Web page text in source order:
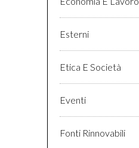
Esterni
Etica E Società
Eventi
Fonti Rinnovabili